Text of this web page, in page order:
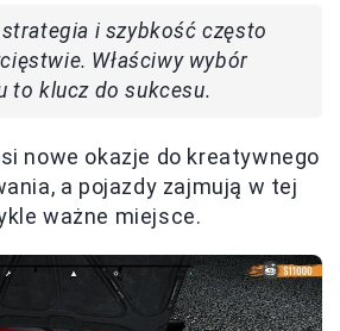
i szybkość często
Właściwy wybór
to klucz do sukcesu.
nowe okazje do kreatywnego
a pojazdy zajmują w tej
ważne miejsce.